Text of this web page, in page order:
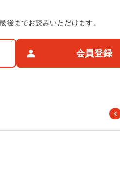
後までお読みいただけます。
会員登録